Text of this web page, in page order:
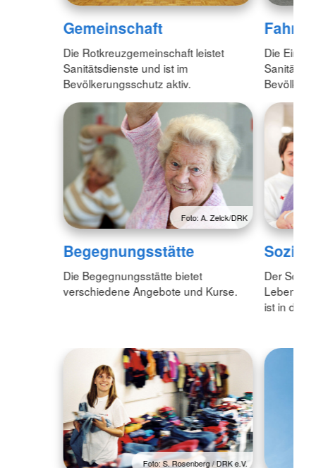
Gemeinschaft
Die Rotkreuzgemeinschaft leistet
Sanitätsdienste und ist im
Bevölkerungsschutz aktiv.
Die
Foto: A. Zelck/DRK
Begegnungsstätte
Die Begegnungsstätte bietet
verschiedene Angebote und Kurse.
Der
Leben in
ist in der
Foto: S. Rosenberg / DRK e.V.